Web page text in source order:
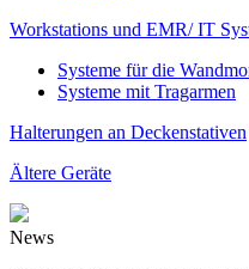
Workstations und EMR/ IT
Systeme für die
Systeme mit Tragarmen
Halterungen an Deckenstativen
Ältere Geräte
News